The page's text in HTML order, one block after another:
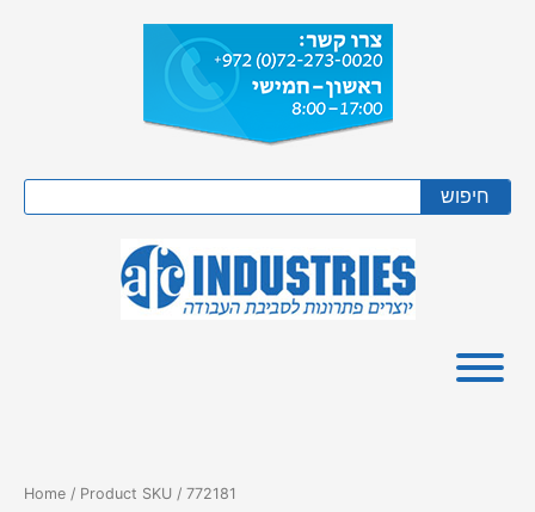
חיפוש
Home / Product SKU / 772181